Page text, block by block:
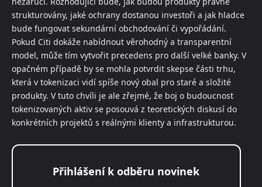
strukturovány, jaké ochrany dostanou investoři a jak hladce
bude fungovat sekundární obchodování či vypořádání.
Pokud Citi dokáže nabídnout věrohodný a transparentní
model, může tím vytvořit precedens pro další velké banky. V
opačném případě by se mohla potvrdit skepse části trhu,
která v tokenizaci vidí spíše nový obal pro staré a složité
produkty. V tuto chvíli je ale zřejmé, že boj o budoucnost
tokenizovaných aktiv se posouvá z teoretických diskusí do
konkrétních projektů s reálnými klienty a infrastrukturou.
Přihlášení k odběru novinek